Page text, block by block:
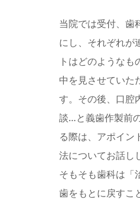
当院では受付、歯
にし、それぞれが
トはどのような
中を見させていた
す。その後、口腔
談…と義歯作製前
る際は、アポイン
法についてお話し
そもそも歯科は「
歯をもとに戻すこ